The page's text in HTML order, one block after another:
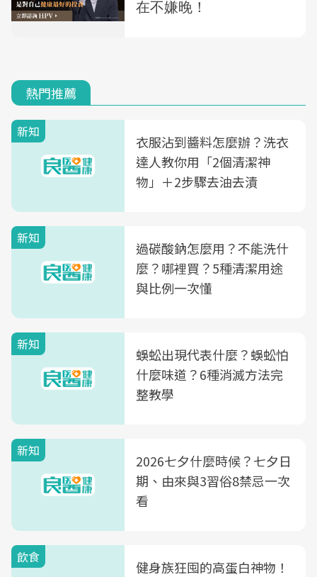
熱門推薦
新知
衣服沾到醬料怎麼辦？洗衣
達人教你用「2個清潔神
物」＋2步驟去油去漬
新知
過碳酸鈉怎麼用？不能洗什
麼？哪裡買？5種清潔用途
與比例一次懂
新知
蜈蚣出現代表什麼？蜈蚣怕
什麼味道？6種消滅方法完
整教學
新知
2026七夕什麼時候？七夕日
期、由來與3習俗8禁忌一次
看
飲食
健身族狂囤的高蛋白神物！